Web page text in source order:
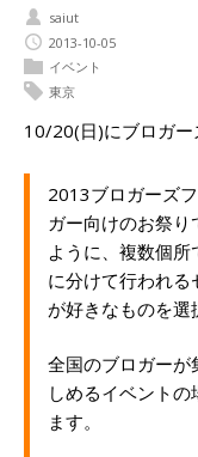
saiut
2013-10-05
イベント
東京
10/20(日)にブロガー
2013ブロガーズ
ガー向けのお祭
ように、複数個
に分けて行われ
が好きなものを選
全国のブロガーが
しめるイベント
ます。